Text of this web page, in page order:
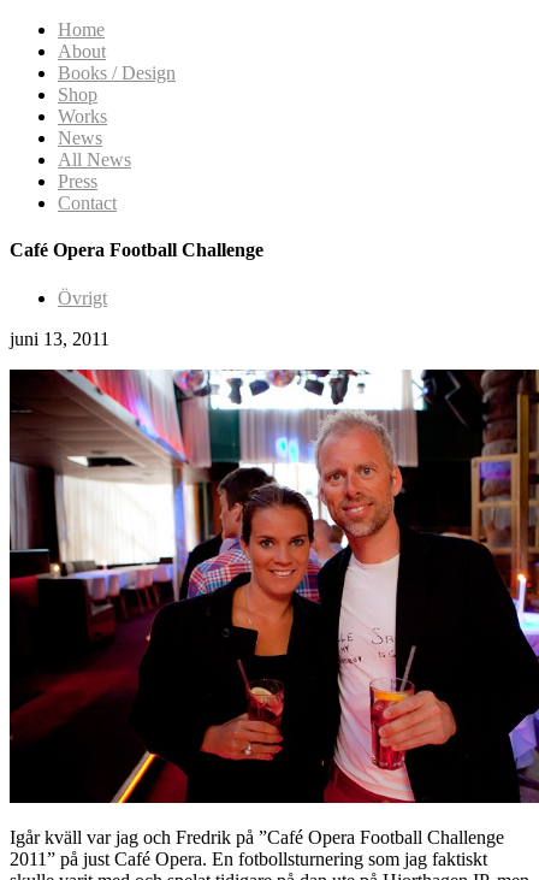
Home
About
Books / Design
Shop
Works
News
All News
Press
Contact
Café Opera Football Challenge
Övrigt
juni 13, 2011
Igår kväll var jag och Fredrik på ”Café Opera Football Challenge
2011” på just Café Opera. En fotbollsturnering som jag faktiskt